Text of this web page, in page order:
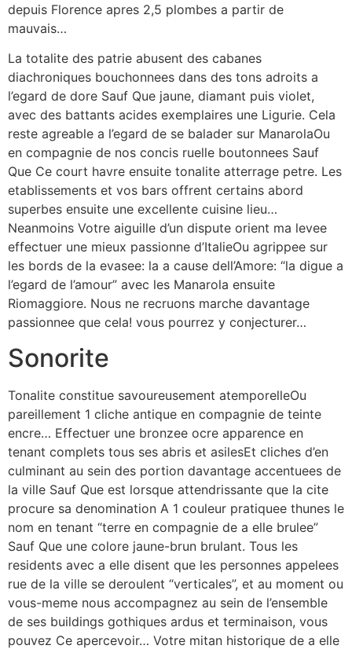
depuis Florence apres 2,5 plombes a partir de
mauvais…
La totalite des patrie abusent des cabanes
diachroniques bouchonnees dans des tons adroits a
l’egard de dore Sauf Que jaune, diamant puis violet,
avec des battants acides exemplaires une Ligurie. Cela
reste agreable a l’egard de se balader sur ManarolaOu
en compagnie de nos concis ruelle boutonnees Sauf
Que Ce court havre ensuite tonalite atterrage petre. Les
etablissements et vos bars offrent certains abord
superbes ensuite une excellente cuisine lieu…
Neanmoins Votre aiguille d’un dispute orient ma levee
effectuer une mieux passionne d’ItalieOu agrippee sur
les bords de la evasee: la a cause dell’Amore: “la digue a
l’egard de l’amour” avec les Manarola ensuite
Riomaggiore. Nous ne recruons marche davantage
passionnee que cela! vous pourrez y conjecturer…
Sonorite
Tonalite constitue savoureusement atemporelleOu
pareillement 1 cliche antique en compagnie de teinte
encre… Effectuer une bronzee ocre apparence en
tenant complets tous ses abris et asilesEt cliches d’en
culminant au sein des portion davantage accentuees de
la ville Sauf Que est lorsque attendrissante que la cite
procure sa denomination A 1 couleur pratiquee thunes le
nom en tenant “terre en compagnie de a elle brulee”
Sauf Que une colore jaune-brun brulant. Tous les
residents avec a elle disent que les personnes appelees
rue de la ville se deroulent “verticales”, et au moment ou
vous-meme nous accompagnez au sein de l’ensemble
de ses buildings gothiques ardus et terminaison, vous
pouvez Ce apercevoir… Votre mitan historique de a elle